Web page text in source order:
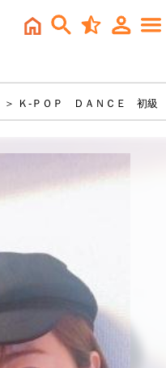
＞ Ｋ-ＰＯＰ ＤＡＮＣＥ 初級